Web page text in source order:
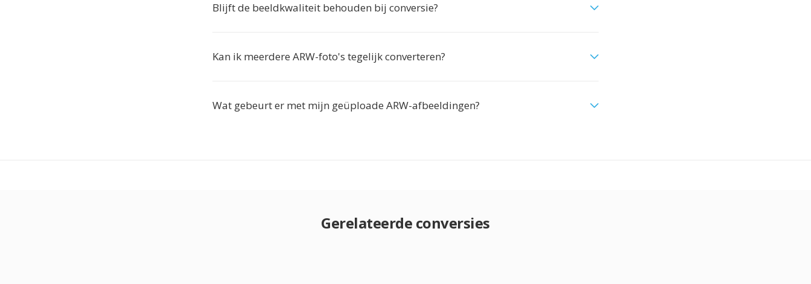
Blijft de beeldkwaliteit behouden bij conversie?
Kan ik meerdere ARW-foto's tegelijk converteren?
Wat gebeurt er met mijn geüploade ARW-afbeeldingen?
Gerelateerde conversies